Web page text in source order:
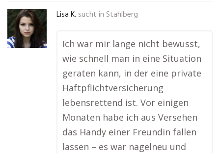
Lisa K. sucht in Stahlberg
Ich war mir lange nicht bewusst,
wie schnell man in eine Situation
geraten kann, in der eine private
Haftpflichtversicherung
lebensrettend ist. Vor einigen
Monaten habe ich aus Versehen
das Handy einer Freundin fallen
lassen – es war nagelneu und